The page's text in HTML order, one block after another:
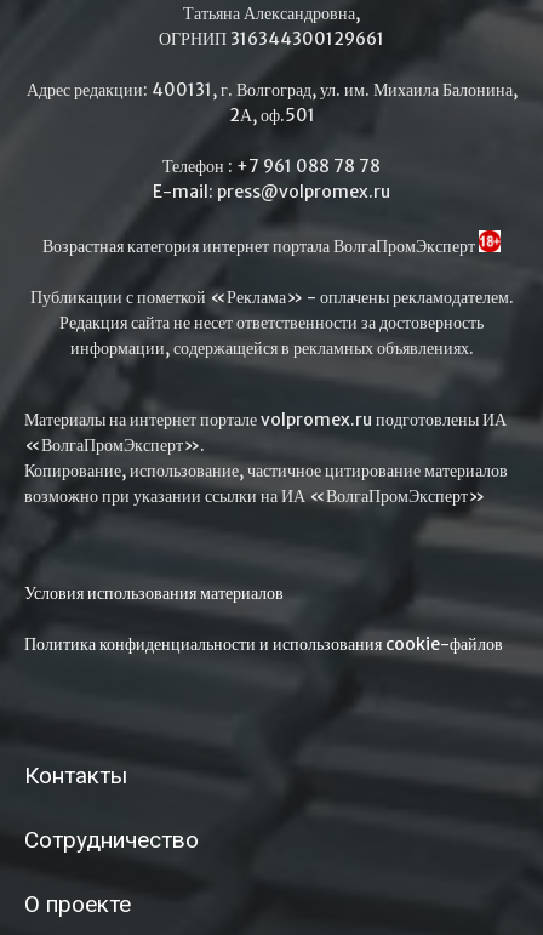
Татьяна Александровна,
ОГРНИП 316344300129661
Адрес редакции: 400131, г. Волгоград, ул. им. Михаила Балонина,
2А, оф.501
Телефон : +7 961 088 78 78
E-mail: press@volpromex.ru
Возрастная категория интернет портала ВолгаПромЭксперт
Публикации с пометкой «Реклама» - оплачены рекламодателем.
Редакция сайта не несет ответственности за достоверность
информации, содержащейся в рекламных объявлениях.
Материалы на интернет портале volpromex.ru подготовлены ИА
«ВолгаПромЭксперт».
Копирование, использование, частичное цитирование материалов
возможно при указании ссылки на ИА «ВолгаПромЭксперт»
Условия использования материалов
Политика конфиденциальности и использования cookie-файлов
Контакты
Сотрудничество
О проекте